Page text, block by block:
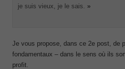
je suis vieux, je le sais.
»
Je vous propose, dans ce 2e post, de
fondamentaux – dans le sens où ils
profit.